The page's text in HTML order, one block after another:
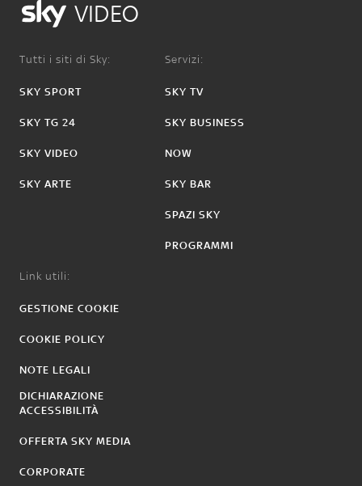
VIDEO
Tutti i siti di Sky:
SKY SPORT
SKY TG 24
SKY VIDEO
SKY ARTE
Servizi:
SKY TV
SKY BUSINESS
NOW
SKY BAR
SPAZI SKY
PROGRAMMI
Link utili:
GESTIONE COOKIE
COOKIE POLICY
NOTE LEGALI
DICHIARAZIONE
ACCESSIBILITÀ
OFFERTA SKY MEDIA
CORPORATE